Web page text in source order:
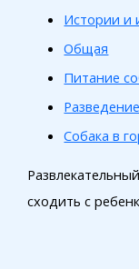
Истории и
Общая
Питание
Собака в
сходить с